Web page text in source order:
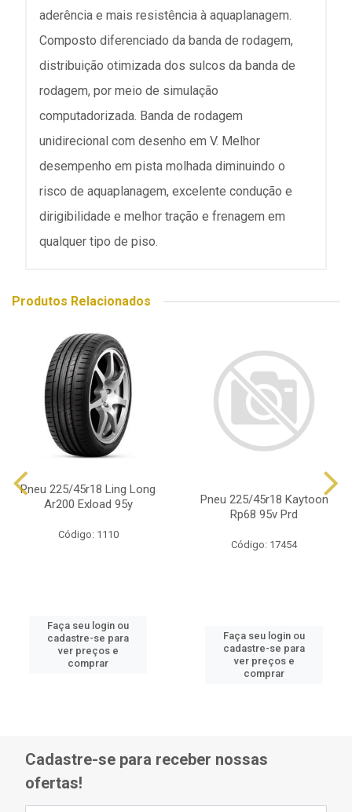
aderência e mais resistência à aquaplanagem.
Composto diferenciado da banda de rodagem,
distribuição otimizada dos sulcos da banda de
rodagem, por meio de simulação
computadorizada. Banda de rodagem
unidirecional com desenho em V. Melhor
desempenho em pista molhada diminuindo o
risco de aquaplanagem, excelente condução e
dirigibilidade e melhor tração e frenagem em
qualquer tipo de piso.
Produtos Relacionados
Pneu 225/45r18 Ling Long
Ar200 Exload 95y
Código: 1110
Faça seu login ou
cadastre-se para
ver preços e
comprar
Pneu 225/45r18 Kaytoon
Rp68 95v Prd
Código: 17454
Faça seu login ou
cadastre-se para
ver preços e
comprar
Cadastre-se para receber nossas
ofertas!